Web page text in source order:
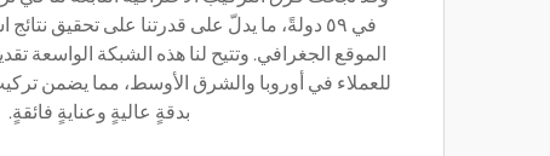
في ٥٩ دولةً، ما يدلّ على قدرتنا على تحقيق
الموقع الجغرافي. وتتيح لنا هذه الشبكة الواسعة
للعملاء في أوروبا والشرق الأوسط، مما يضمن
بدقةٍ عاليةٍ وعنايةٍ فائقةٍ.